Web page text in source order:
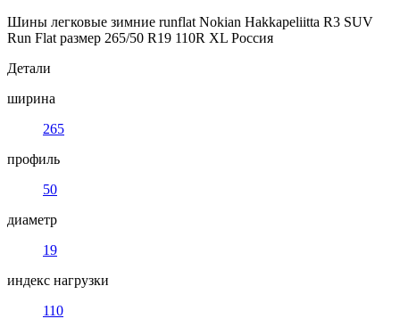
Шины легковые зимние runflat Nokian Hakkapeliitta R3 SUV
Run Flat размер 265/50 R19 110R XL Россия
Детали
ширина
265
профиль
50
диаметр
19
индекс нагрузки
110